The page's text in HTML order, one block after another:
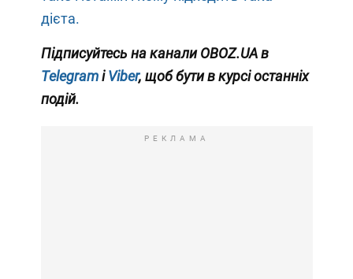
дієта.
Підписуйтесь на канали OBOZ.UA в
TelegramіViber, щоб бути в курсі останніх
подій.
РЕКЛАМА